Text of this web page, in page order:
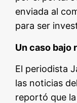
enviada al
para ser
Un caso bajo
El periodista
las noticias
reportó que